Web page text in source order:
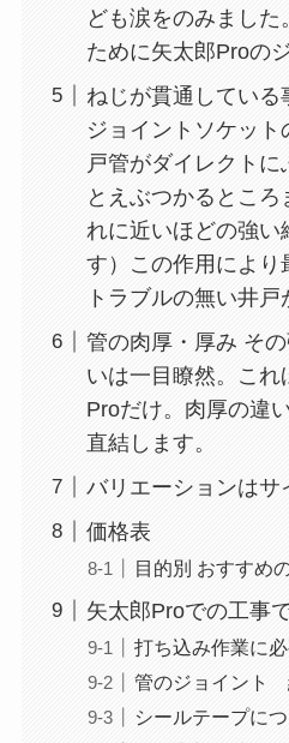
ども涙をのみまし
ために矢太郎Proの
ねじが貫通している
ジョイントソケッ
戸管がダイレクト
とえぶつかるとこ
れに近いほどの強い
す）この作用により
トラブルの無い井戸
管の肉厚・厚み そ
いは一目瞭然。こ
Proだけ。肉厚の違
直結します。
バリエーションはサ
価格表
目的別 おすすめ
矢太郎Proでの工事
打ち込み作業に
管のジョイント
シールテープに